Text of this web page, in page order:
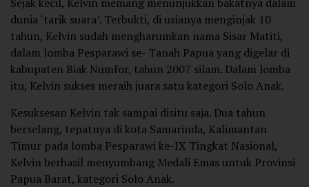
dunia ‘tarik suara’. Terbukti, di usianya menginjak 10
tahun, Kelvin sudah mengharumkan nama Sisar Matiti,
dalam lomba Pesparawi se- Tanah Papua yang digelar di
kabupaten Biak Numfor, tahun 2007 silam. Dalam lomba
itu, Kelvin sukses meraih juara satu kategori Solo Anak.
Kesuksesan Kelvin tak sampai disitu saja. Dua tahun
berselang, tepatnya di kota Samarinda, Kalimantan
Timur pada lomba Pesparawi ke-IX Tingkat Nasional,
Kelvin berhasil menyumbang Medali Emas untuk Provinsi
Papua Barat, kategori Solo Anak.